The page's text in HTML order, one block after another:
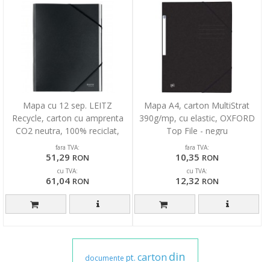
Mapa cu 12 sep. LEITZ
Recycle, carton cu amprenta
CO2 neutra, 100% reciclat,
certificare Blue An
fara TVA:
51,29 RON
cu TVA:
61,04 RON
Mapa A4, carton MultiStrat
390g/mp, cu elastic, OXFORD
Top File - negru
fara TVA:
10,35 RON
cu TVA:
12,32 RON
documente pt. carton din